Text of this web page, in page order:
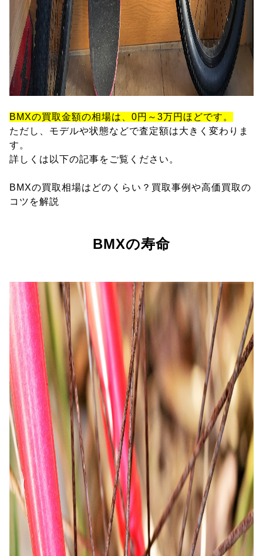
BMXの買取金額の相場は、0円～3万円ほどです。
ただし、モデルや状態などで査定額は大きく変わりま
す。
詳しくは以下の記事をご覧ください。
BMXの買取相場はどのくらい？買取事例や高価買取の
コツを解説
BMXの寿命